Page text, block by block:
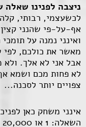
ניצבה לפנינו שאלה
לכשעצמי, רבותי,
אף-על-פי שהנני
ואינני נמנה על
מאשר את כולכם,
אבל אני לא אלך. ולא
לא פחות מכם ושמא
צפויים יותר לסכנה...
אינני משחק כאן